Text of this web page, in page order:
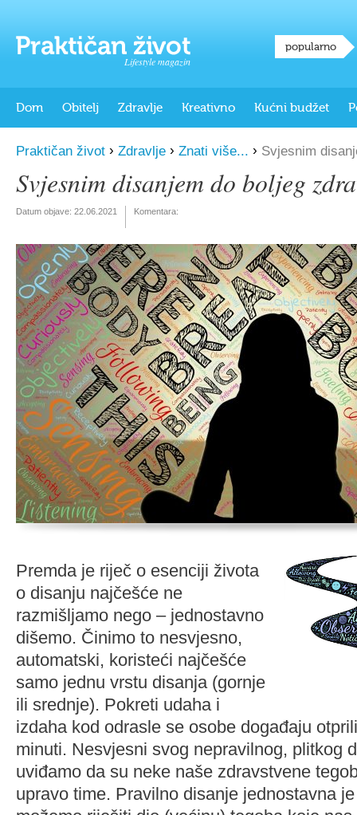
Lifestyle magazin
popularno
Dom Obitelj Zdravlje Kreativno Kućni budžet
Praktičan život › Zdravlje › Znati više... › Svjesnim
Svjesnim disanjem do boljeg
Datum objave: 22.06.2021 Komentara:
Premda je riječ o esenciji života
o disanju najčešće ne
razmišljamo nego – jednostavno
dišemo. Činimo to nesvjesno,
automatski, koristeći najčešće
samo jednu vrstu disanja (gornje
ili srednje). Pokreti udaha i
izdaha kod odrasle se osobe događaju
minuti. Nesvjesni svog nepravilnog, plitkog
uviđamo da su neke naše zdravstvene
upravo time. Pravilno disanje jednostavna